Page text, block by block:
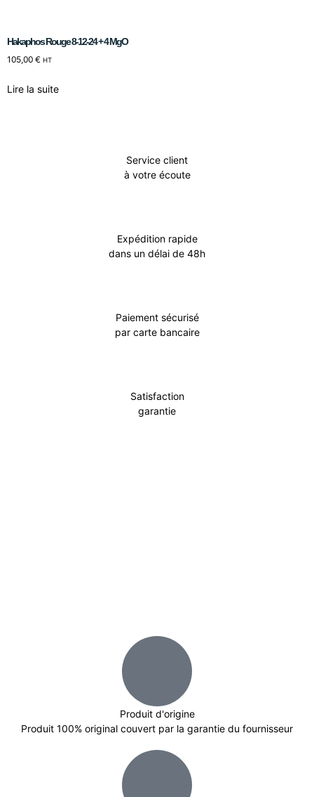
Service client
à votre écoute
Expédition rapide
dans un délai de 48h
Paiement sécurisé
par carte bancaire
Satisfaction
garantie
Hakaphos Rouge 8-12-24 + 4 MgO
105,00 € HT
Lire la suite
Produit d'origine
Produit 100% original couvert par la garantie du fournisseur